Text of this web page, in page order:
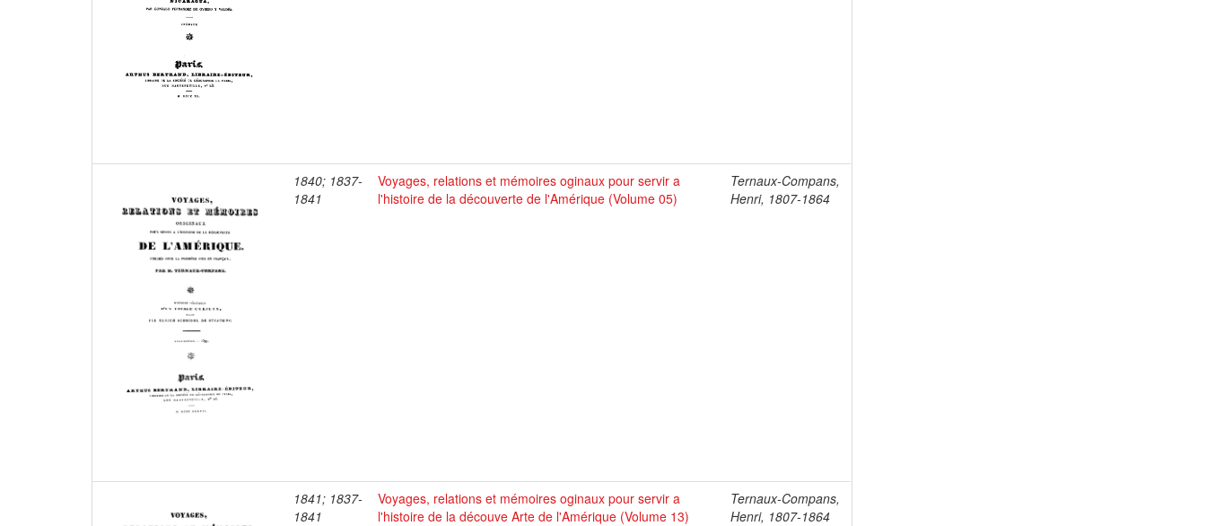
1840; 1837-
1841
Voyages, relations et mémoires oginaux pour servir a
l'histoire de la découverte de l'Amérique (Volume 05)
Ternaux-Compans,
Henri, 1807-1864
1841; 1837-
1841
Voyages, relations et mémoires oginaux pour servir a
l'histoire de la découve Arte de l'Amérique (Volume 13)
Ternaux-Compans,
Henri, 1807-1864